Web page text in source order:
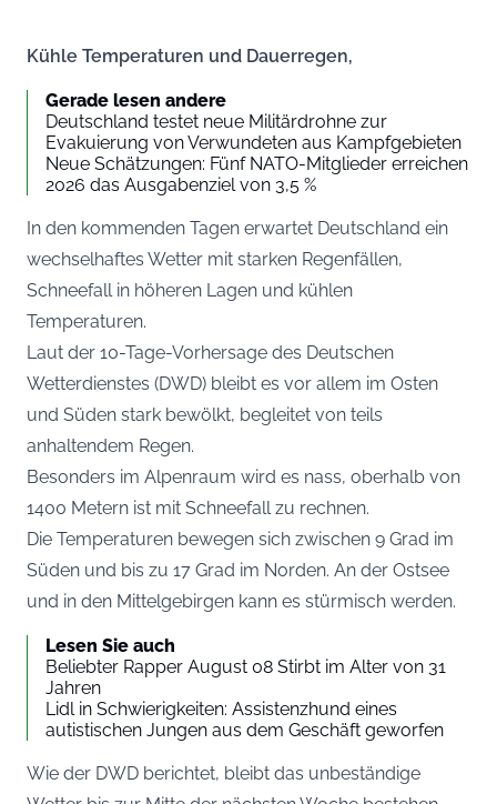
Kühle Temperaturen und Dauerregen,
Gerade lesen andere
Deutschland testet neue Militärdrohne zur
Evakuierung von Verwundeten aus Kampfgebieten
Neue Schätzungen: Fünf NATO-Mitglieder erreichen
2026 das Ausgabenziel von 3,5 %
In den kommenden Tagen erwartet Deutschland ein
wechselhaftes Wetter mit starken Regenfällen,
Schneefall in höheren Lagen und kühlen
Temperaturen.
Laut der 10-Tage-Vorhersage des Deutschen
Wetterdienstes (DWD) bleibt es vor allem im Osten
und Süden stark bewölkt, begleitet von teils
anhaltendem Regen.
Besonders im Alpenraum wird es nass, oberhalb von
1400 Metern ist mit Schneefall zu rechnen.
Die Temperaturen bewegen sich zwischen 9 Grad im
Süden und bis zu 17 Grad im Norden. An der Ostsee
und in den Mittelgebirgen kann es stürmisch werden.
Lesen Sie auch
Beliebter Rapper August 08 Stirbt im Alter von 31
Jahren
Lidl in Schwierigkeiten: Assistenzhund eines
autistischen Jungen aus dem Geschäft geworfen
Wie der DWD berichtet, bleibt das unbeständige